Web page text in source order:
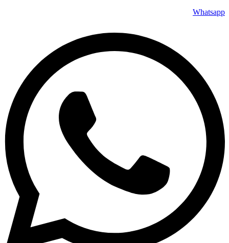
Whatsapp